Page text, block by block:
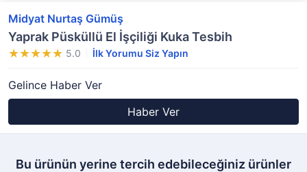
Midyat Nurtaş Gümüş
Yaprak Püsküllü El İşçiliği Kuka Tesbih
5.0 İlk Yorumu Siz Yapın
Gelince Haber Ver
Haber Ver
Bu ürünün yerine tercih edebileceğiniz ürünler